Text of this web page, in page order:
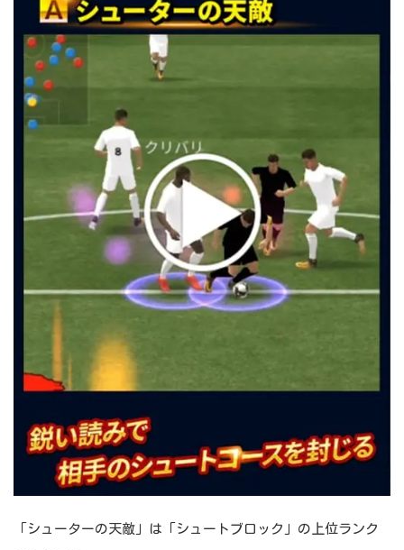
「シューターの天敵」は「シュートブロック」の上位ランク